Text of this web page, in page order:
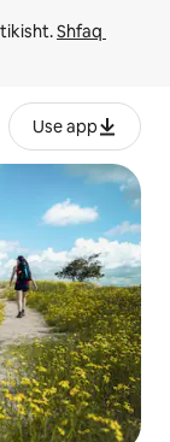
Shfaq
Use app